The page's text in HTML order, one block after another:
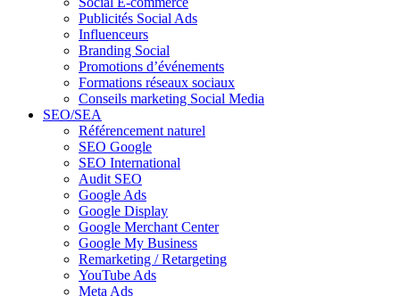
Publicités Social Ads
Influenceurs
Branding Social
Promotions d’événements
Formations réseaux sociaux
Conseils marketing Social Media
SEO/SEA
Référencement naturel
SEO Google
SEO International
Audit SEO
Google Ads
Google Display
Google Merchant Center
Google My Business
Remarketing / Retargeting
YouTube Ads
Meta Ads